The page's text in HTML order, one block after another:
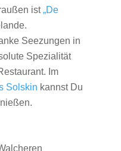
ist„De
Seezungen in
Spezialität
Im
Solskin kannst Du